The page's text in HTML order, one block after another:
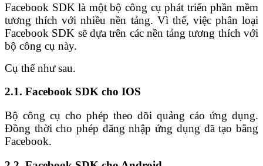
Facebook SDK là một bộ công cụ phát triển phần mềm
tương thích với nhiều nền tảng. Vì thế, việc phân loại
Facebook SDK sẽ dựa trên các nền tảng tương thích với
bộ công cụ này.
Cụ thể như sau.
2.1. Facebook SDK cho IOS
Bộ công cụ cho phép theo dõi quảng cáo ứng dụng.
Đồng thời cho phép đăng nhập ứng dụng đã tạo bằng
Facebook.